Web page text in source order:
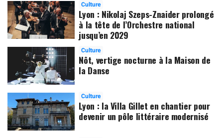
Culture
Lyon : Nikolaj Szeps-Znaider prolongé
à la tête de l’Orchestre national
jusqu’en 2029
Culture
Nôt, vertige nocturne à la Maison de
la Danse
Culture
Lyon : la Villa Gillet en chantier pour
devenir un pôle littéraire modernisé